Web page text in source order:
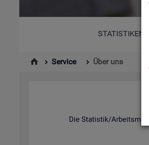
STATISTIKEN
Service Über uns
Die Sta­tis­tik/